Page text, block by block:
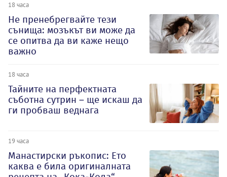
18 часа
Не пренебрегвайте тези
сънища: мозъкът ви може да
се опитва да ви каже нещо
важно
18 часа
Тайните на перфектната
съботна сутрин – ще искаш да
ги пробваш веднага
19 часа
Манастирски ръкопис: Ето
каква е била оригиналната